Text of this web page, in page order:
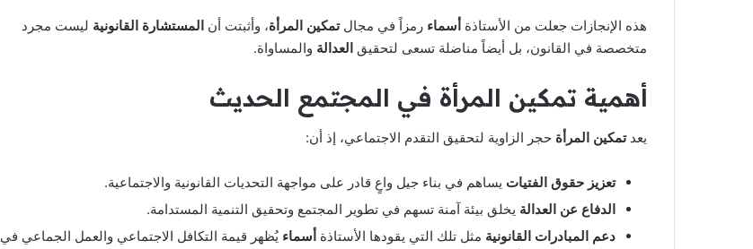
هذه الإنجازات جعلت من الأستاذة أسماء رمزاً في مجالتمكين المرأة، وأثبتت أن المستشارة القانونية ليست مجرد
متخصصة في القانون، بل أيضاً مناضلة تسعى لتحقيق العدالة والمساواة.
أهمية تمكين المرأة في المجتمع الحديث
يعدتمكين المرأة حجر الزاوية لتحقيق التقدم الاجتماعي، إذ أن:
تعزيز حقوق الفتيات يساهم في بناء جيل واعٍ قادر على مواجهة التحديات القانونية والاجتماعية.
الدفاع عن العدالة يخلق بيئة آمنة تسهم في تطوير المجتمع وتحقيق التنمية المستدامة.
دعم المبادرات القانونية مثل تلك التي يقودها الأستاذة أسماء يُظهر قيمة التكافل الاجتماعي والعمل الجماعي في